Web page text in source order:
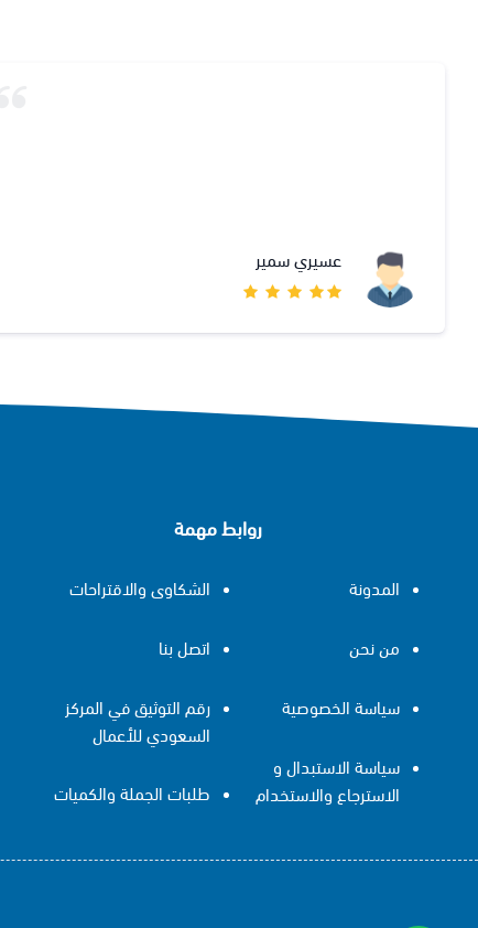
عبدالاله الصائغ
روابط مهمة
المدونة
من نحن
سياسة الخصوصية
سياسة الاستبدال و
الاسترجاع والاستخدام
الشكاوى والاقتراحات
اتصل بنا
رقم التوثيق في المركز
السعودي للأعمال
طلبات الجملة والكميات